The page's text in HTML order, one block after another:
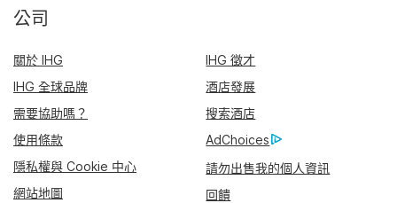
公司
關於 IHG
IHG 徵才
IHG 全球品牌
酒店發展
需要協助嗎？
搜索酒店
使用條款
AdChoices
隱私權與 Cookie 中心
請勿出售我的個人資訊
網站地圖
回饋